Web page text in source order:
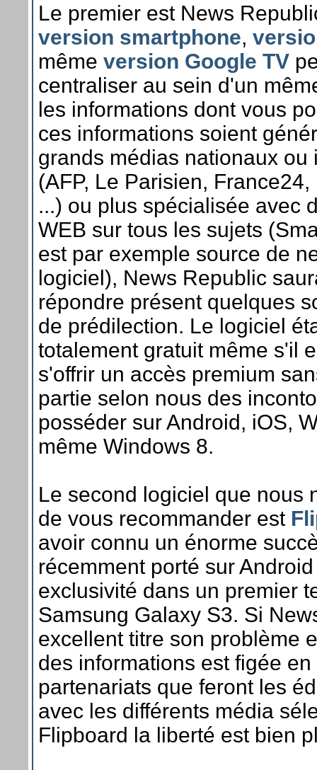
Le premier est News
version smartphone,
même version Google TV
centraliser au sein d'un
les informations dont vous
ces informations soient
grands médias nationaux ou
(AFP, Le Parisien,
...) ou plus spécialisée avec
WEB sur tous les sujets
est par exemple source de
logiciel), News Republic
répondre présent quelques
de prédilection. Le logiciel
totalement gratuit même s'il
s'offrir un accès premium
partie selon nous des
posséder sur Android, iOS,
même Windows 8.
Le second logiciel que nous
de vous recommander est
avoir connu un énorme
récemment porté sur
exclusivité dans un premier
Samsung Galaxy S3. Si
excellent titre son problème
des informations est figée
partenariats que feront les
avec les différents média
Flipboard la liberté est bien